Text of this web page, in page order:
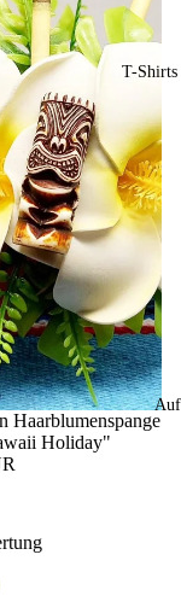
T-
Haarblumenspange
Holiday"